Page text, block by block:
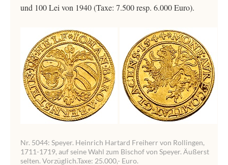
und 100 Lei von 1940 (Taxe: 7.500 resp. 6.000 Euro).
Nr. 5044: Speyer. Heinrich Hartard Freiherr von Rollingen,
1711-1719, auf seine Wahl zum Bischof von Speyer. Äußerst
selten. Vorzüglich.Taxe: 25.000,- Euro.